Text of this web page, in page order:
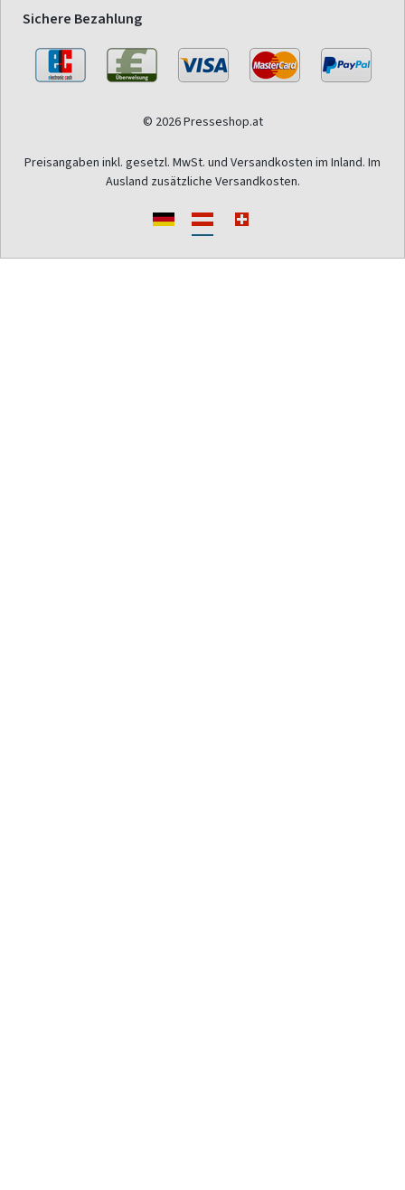
Sichere Bezahlung
© 2026 Presseshop.at
Preisangaben inkl. gesetzl. MwSt. und Versandkosten im Inland. Im
Ausland zusätzliche Versandkosten.